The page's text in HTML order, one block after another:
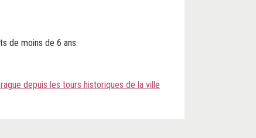
de moins de 6 ans.
depuis les tours historiques de la ville